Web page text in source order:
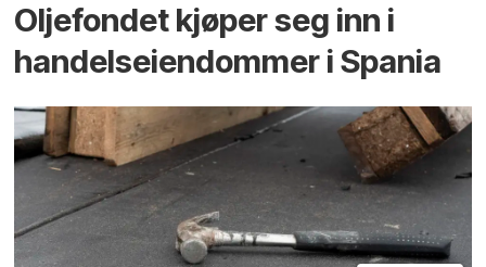
Oljefondet kjøper seg inn i
handels­eiendommer i Spania